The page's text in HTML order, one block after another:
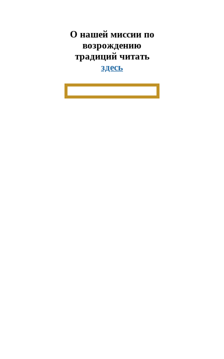
О нашей миссии по
возрождению
традиций читать
здесь